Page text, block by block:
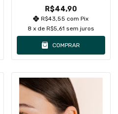
R$44,90
R$43,55com Pix
8 x de R$5,61 sem juros
COMPRAR